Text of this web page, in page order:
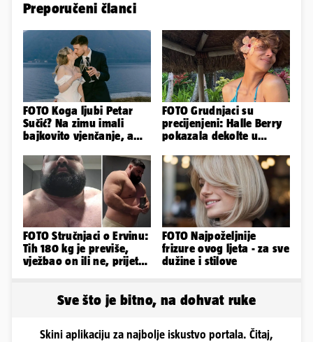
Preporučeni članci
FOTO Koga ljubi Petar
Sučić? Na zimu imali
bajkovito vjenčanje, a
sin!
FOTO Grudnjaci su
precijenjeni: Halle Berry
pokazala dekolte u
haljinici
FOTO Stručnjaci o Ervinu:
Tih 180 kg je previše,
vježbao on ili ne, prijete
FOTO Najpoželjnije
frizure ovog ljeta - za sve
dužine i stilove
Sve što je bitno, na dohvat ruke
Skini aplikaciju za najbolje iskustvo portala. Čitaj,